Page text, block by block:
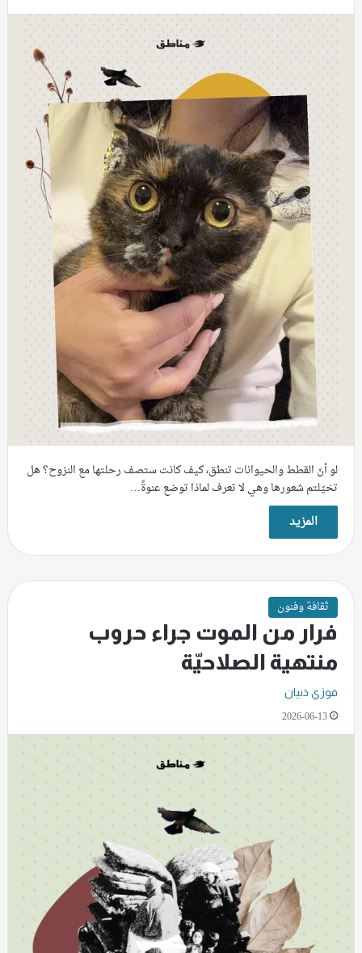
لو أنّ القطط والحيوانات تنطق، كيف كانت ستصف رحلتها مع النزوح؟ هل
تخيّلتم شعورها وهي لا تعرف لماذا توضع عنوةً…
المزيد
ثقافة وفنون
فرار من الموت جراء حروب
منتهية الصلاحيّة
فوزي ذبيان
2026-06-13